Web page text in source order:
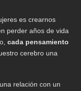
es crearnos
perder años de vida
cada pensamiento
cerebro una
relación con un